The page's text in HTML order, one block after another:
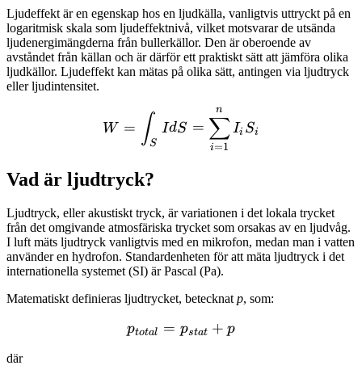
Ljudeffekt är en egenskap hos en ljudkälla, vanligtvis uttryckt på en
logaritmisk skala som ljudeffektnivå, vilket motsvarar de utsända
ljudenergimängderna från bullerkällor. Den är oberoende av
avståndet från källan och är därför ett praktiskt sätt att jämföra olika
ljudkällor. Ljudeffekt kan mätas på olika sätt, antingen via ljudtryck
eller ljudintensitet.
W=\int_{S} IdS=
W = ∫S
IdS =
i=1
∑
n
Ii Si
Vad är ljudtryck?
Ljudtryck, eller akustiskt tryck, är variationen i det lokala trycket
från det omgivande atmosfäriska trycket som orsakas av en ljudvåg.
I luft mäts ljudtryck vanligtvis med en mikrofon, medan man i vatten
använder en hydrofon. Standardenheten för att mäta ljudtryck i det
internationella systemet (SI) är Pascal (Pa).
Matematiskt definieras ljudtrycket, betecknatp, som:
p_{total}=p_{stat} + p
ptotal = pstat + p
där